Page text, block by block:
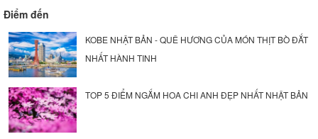
Điểm đến
KOBE NHẬT BẢN - QUÊ HƯƠNG CỦA MÓN THỊT BÒ ĐẮT
NHẤT HÀNH TINH
TOP 5 ĐIỂM NGẮM HOA CHI ANH ĐẸP NHẤT NHẬT BẢN